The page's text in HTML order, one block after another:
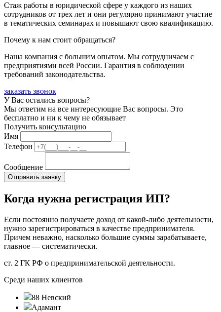
Стаж работы в юридической сфере у каждого из наших
сотрудников от трех лет и они регулярно принимают участие
в тематических семинарах и повышают свою квалификацию.
Почему к нам стоит обращаться?
Наша компания с большим опытом. Мы сотрудничаем с
предприятиями всей России. Гарантия в соблюдении
требований законодательства.
заказать звонок
У Вас остались вопросы?
Мы ответим на все интересующие Вас вопросы. Это
бесплатно и ни к чему не обязывает
Получить консультацию
Имя
Телефон
Сообщение
Когда нужна регистрация ИП?
Если постоянно получаете доход от какой-либо деятельности,
нужно зарегистрироваться в качестве предпринимателя.
Причем неважно, насколько большие суммы зарабатываете,
главное — систематически.
ст. 2 ГК РФ о предпринимательской деятельности.
Среди наших клиентов
88 Невский
Адамант